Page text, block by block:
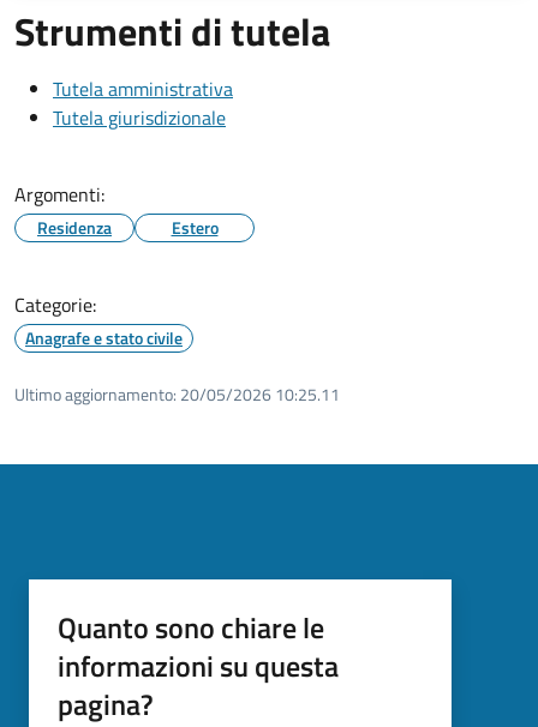
Strumenti di tutela
Tutela amministrativa
Tutela giurisdizionale
Argomenti:
Residenza Estero
Categorie:
Anagrafe e stato civile
Ultimo aggiornamento: 20/05/2026 10:25.11
Quanto sono chiare le
informazioni su questa
pagina?